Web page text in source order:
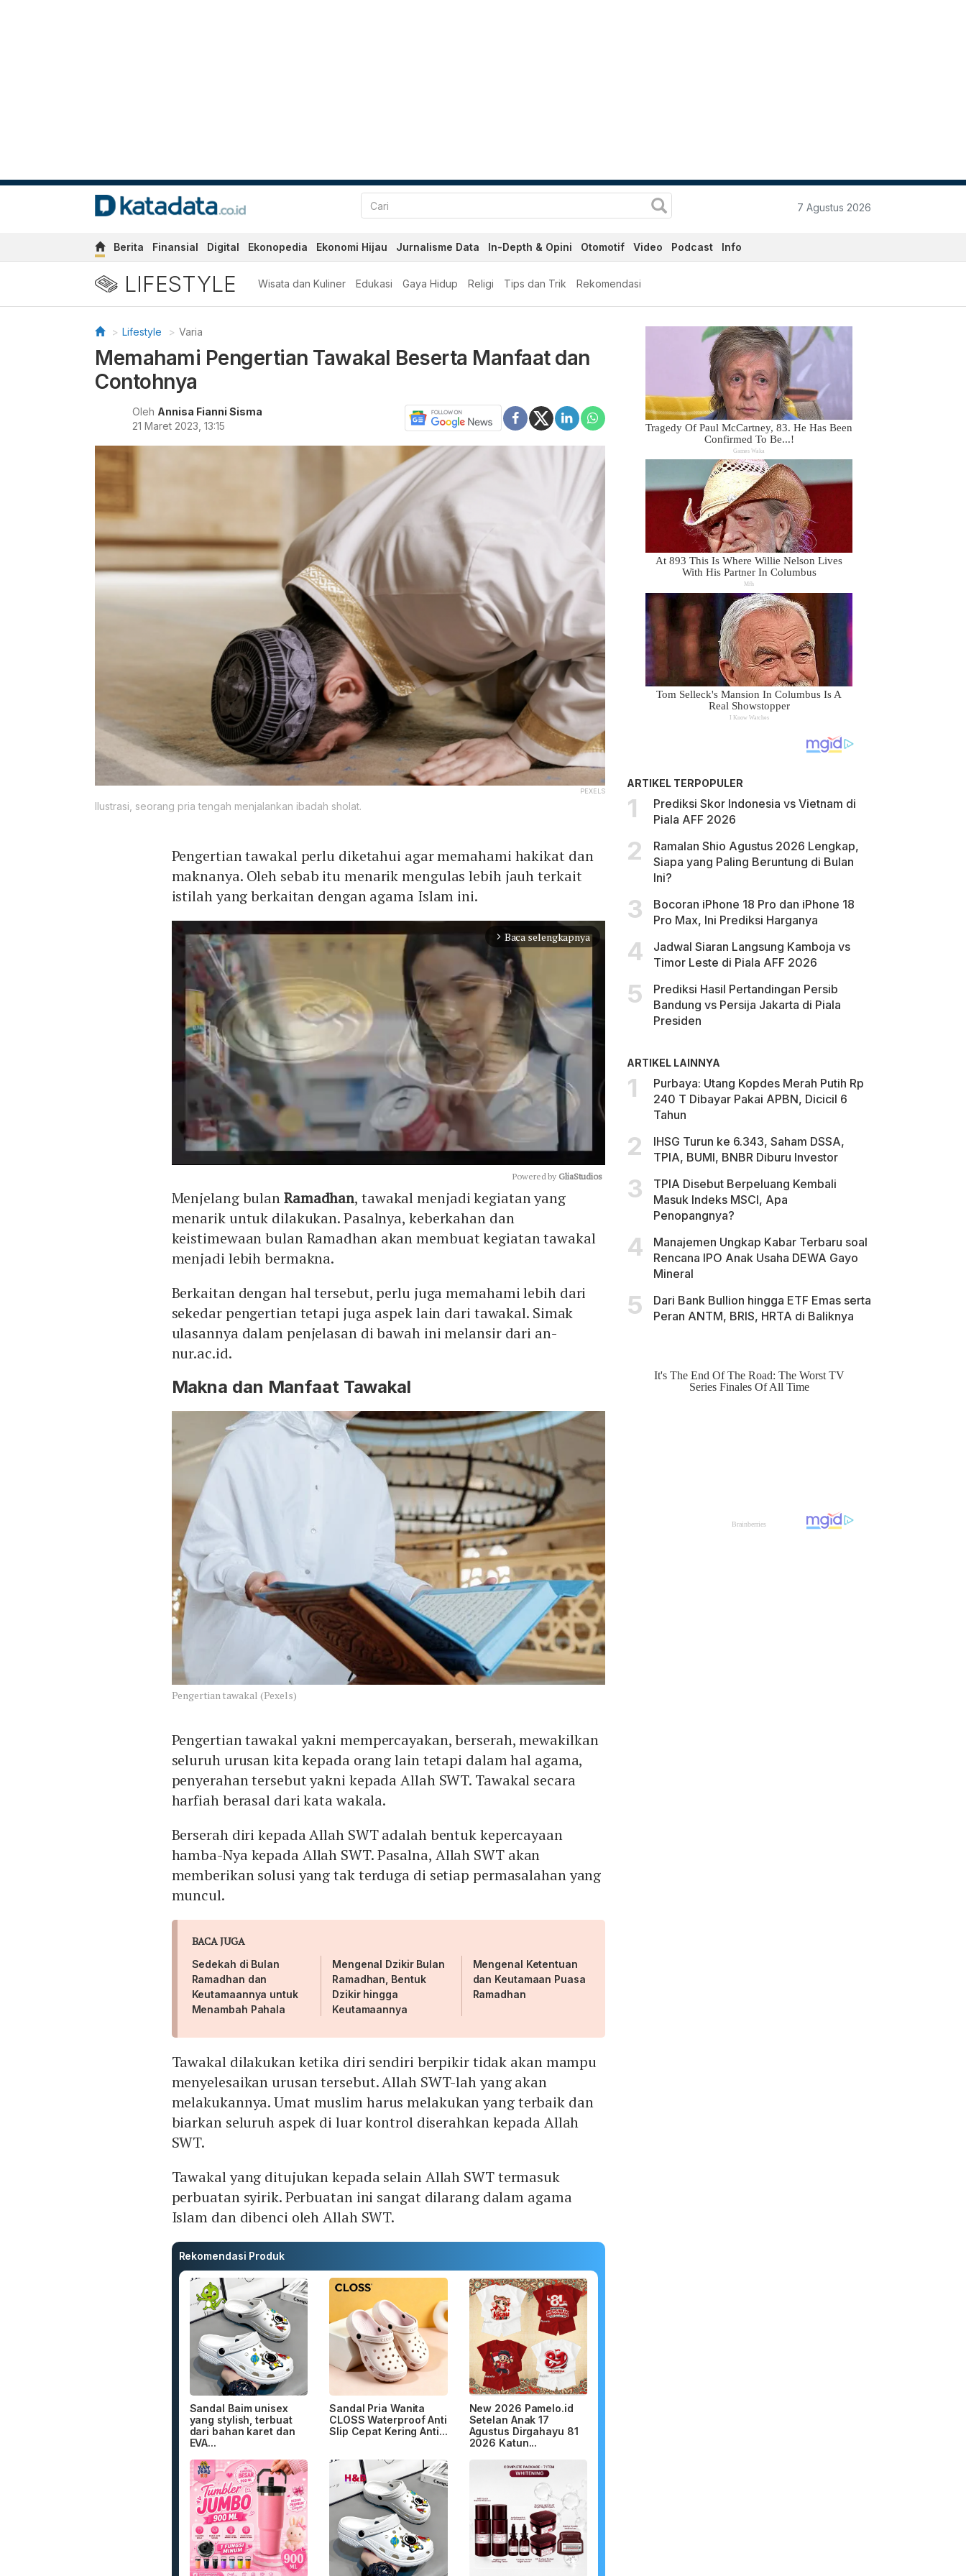
7 Agustus 2026
Berita Finansial Digital Ekonopedia Ekonomi Hijau Jurnalisme Data In-Depth & Opini Otomotif Video Podcast Info
LIFESTYLE Wisata dan Kuliner Edukasi Gaya Hidup Religi Tips dan Trik Rekomendasi
Lifestyle Varia
Memahami Pengertian Tawakal Beserta Manfaat dan
Contohnya
Oleh Annisa Fianni Sisma
21 Maret 2023, 13:15
PEXELS
Ilustrasi, seorang pria tengah menjalankan ibadah sholat.
Pengertian tawakal perlu diketahui agar memahami hakikat dan
maknanya. Oleh sebab itu menarik mengulas lebih jauh terkait
istilah yang berkaitan dengan agama Islam ini.
arrow_forward_ios Baca selengkapnya
Powered by GliaStudios
Menjelang bulanRamadhan, tawakal menjadi kegiatan yang
menarik untuk dilakukan. Pasalnya, keberkahan dan
keistimewaan bulan Ramadhan akan membuat kegiatan tawakal
menjadi lebih bermakna.
Berkaitan dengan hal tersebut, perlu juga memahami lebih dari
sekedar pengertian tetapi juga aspek lain dari tawakal. Simak
ulasannya dalam penjelasan di bawah ini melansir dari an-
nur.ac.id.
Makna dan Manfaat Tawakal
Pengertian tawakal (Pexels)
Pengertian tawakal yakni mempercayakan, berserah, mewakilkan
seluruh urusan kita kepada orang lain tetapi dalam hal agama,
penyerahan tersebut yakni kepada Allah SWT. Tawakal secara
harfiah berasal dari kata wakala.
Berserah diri kepada Allah SWT adalah bentuk kepercayaan
hamba-Nya kepada Allah SWT. Pasalna, Allah SWT akan
memberikan solusi yang tak terduga di setiap permasalahan yang
muncul.
BACA JUGA
Sedekah di Bulan
Ramadhan dan
Keutamaannya untuk
Menambah Pahala
Mengenal Dzikir Bulan
Ramadhan, Bentuk
Dzikir hingga
Keutamaannya
Mengenal Ketentuan
dan Keutamaan Puasa
Ramadhan
Tawakal dilakukan ketika diri sendiri berpikir tidak akan mampu
menyelesaikan urusan tersebut. Allah SWT-lah yang akan
melakukannya. Umat muslim harus melakukan yang terbaik dan
biarkan seluruh aspek di luar kontrol diserahkan kepada Allah
SWT.
Tawakal yang ditujukan kepada selain Allah SWT termasuk
perbuatan syirik. Perbuatan ini sangat dilarang dalam agama
Islam dan dibenci oleh Allah SWT.
Rekomendasi Produk
Sandal Baim unisex
yang stylish, terbuat
dari bahan karet dan
EVA...
Sandal Pria Wanita
CLOSS Waterproof Anti
Slip Cepat Kering Anti...
New 2026 Pamelo.id
Setelan Anak 17
Agustus Dirgahayu 81
2026 Katun...
ARTIKEL TERPOPULER
Prediksi Skor Indonesia vs Vietnam di
Piala AFF 2026
Ramalan Shio Agustus 2026 Lengkap,
Siapa yang Paling Beruntung di Bulan
Ini?
Bocoran iPhone 18 Pro dan iPhone 18
Pro Max, Ini Prediksi Harganya
Jadwal Siaran Langsung Kamboja vs
Timor Leste di Piala AFF 2026
Prediksi Hasil Pertandingan Persib
Bandung vs Persija Jakarta di Piala
Presiden
ARTIKEL LAINNYA
Purbaya: Utang Kopdes Merah Putih Rp
240 T Dibayar Pakai APBN, Dicicil 6
Tahun
IHSG Turun ke 6.343, Saham DSSA,
TPIA, BUMI, BNBR Diburu Investor
TPIA Disebut Berpeluang Kembali
Masuk Indeks MSCI, Apa
Penopangnya?
Manajemen Ungkap Kabar Terbaru soal
Rencana IPO Anak Usaha DEWA Gayo
Mineral
Dari Bank Bullion hingga ETF Emas serta
Peran ANTM, BRIS, HRTA di Baliknya